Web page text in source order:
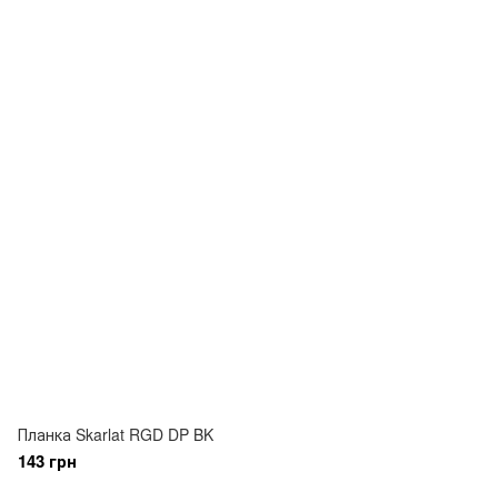
Планка Skarlat RGD DP BK
143 грн